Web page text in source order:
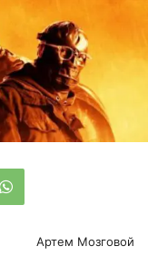
Артем Мозговой